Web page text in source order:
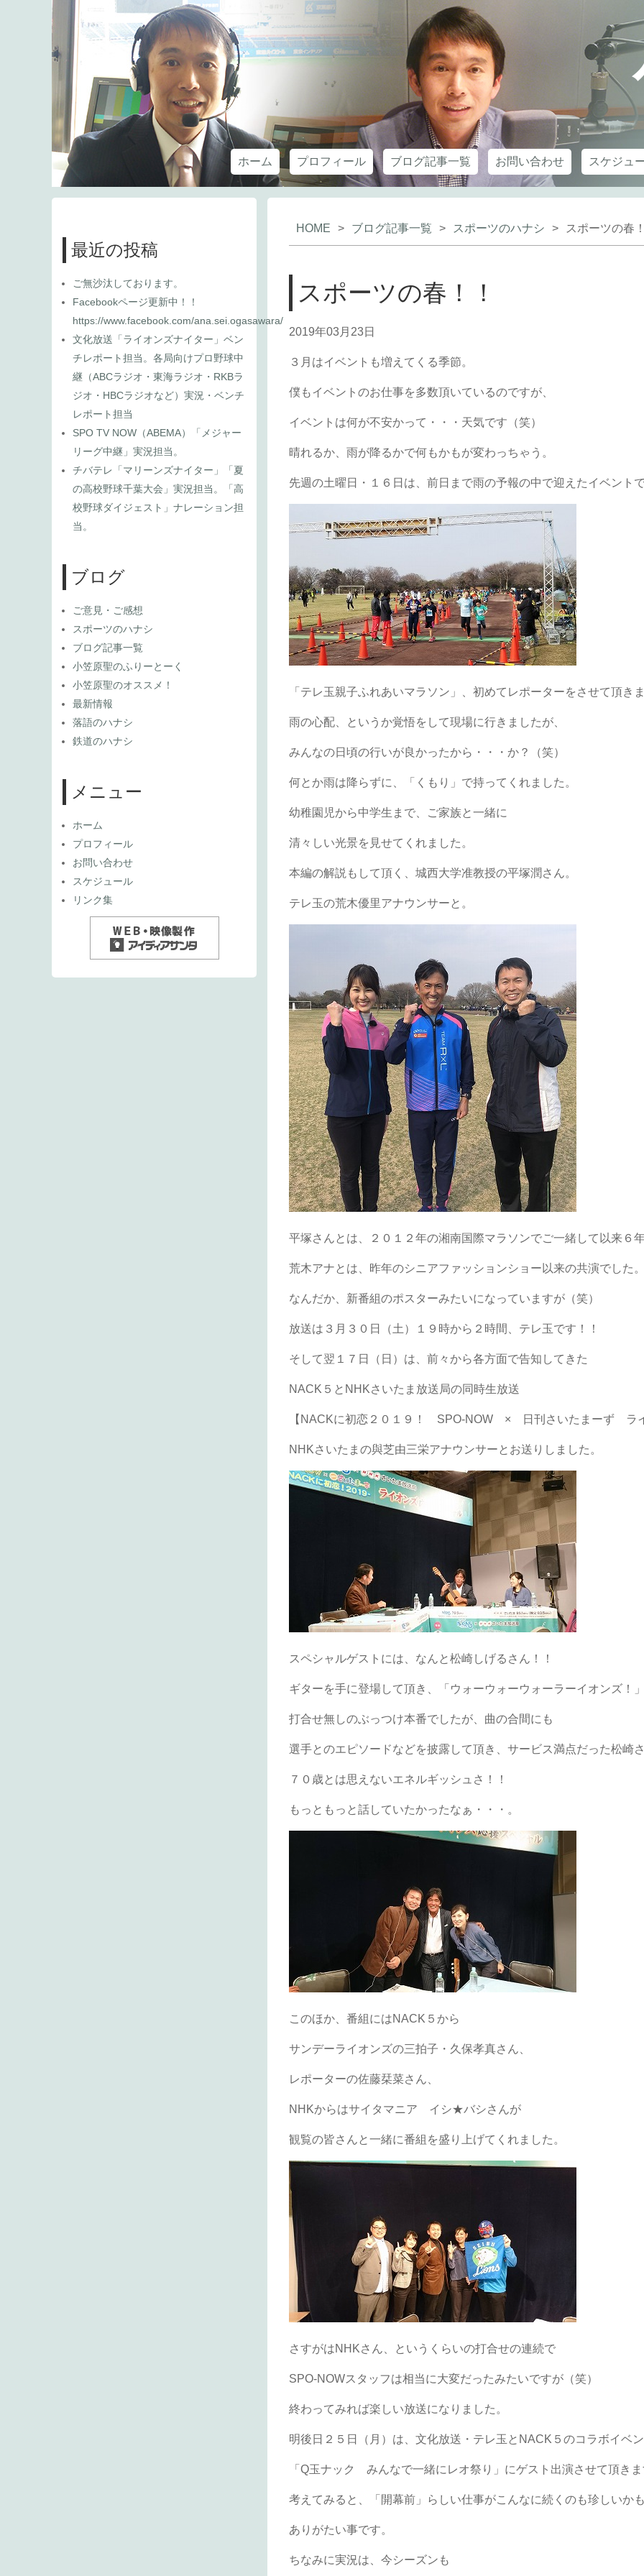
ホーム プロフィール ブログ記事一覧 お問い合わせ スケジュ
HOME > ブログ記事一覧 > スポーツのハナシ > スポーツの春
スポーツの春！！
2019年03月23日
３月はイベントも増えてくる季節。
僕もイベントのお仕事を多数頂いているのですが、
イベントは何が不安かって・・・天気です（笑）
晴れるか、雨が降るかで何もかもが変わっちゃう。
先週の土曜日・１６日は、前日まで雨の予報の中で迎えたイベント
「テレ玉親子ふれあいマラソン」、初めてレポーターをさせて頂き
雨の心配、というか覚悟をして現場に行きましたが、
みんなの日頃の行いが良かったから・・・か？（笑）
何とか雨は降らずに、「くもり」で持ってくれました。
幼稚園児から中学生まで、ご家族と一緒に
清々しい光景を見せてくれました。
本編の解説もして頂く、城西大学准教授の平塚潤さん。
テレ玉の荒木優里アナウンサーと。
平塚さんとは、２０１２年の湘南国際マラソンでご一緒して以来６
荒木アナとは、昨年のシニアファッションショー以来の共演でした
なんだか、新番組のポスターみたいになっていますが（笑）
放送は３月３０日（土）１９時から２時間、テレ玉です！！
そして翌１７日（日）は、前々から各方面で告知してきた
NACK５とNHKさいたま放送局の同時生放送
【NACKに初恋２０１９！ SPO-NOW × 日刊さいたまーず ラ
NHKさいたまの與芝由三栄アナウンサーとお送りしました。
スペシャルゲストには、なんと松崎しげるさん！！
ギターを手に登場して頂き、「ウォーウォーウォーラーイオンズ！
打合せ無しのぶっつけ本番でしたが、曲の合間にも
選手とのエピソードなどを披露して頂き、サービス満点だった松崎
７０歳とは思えないエネルギッシュさ！！
もっともっと話していたかったなぁ・・・。
このほか、番組にはNACK５から
サンデーライオンズの三拍子・久保孝真さん、
レポーターの佐藤栞菜さん、
NHKからはサイタマニア イシ★バシさんが
観覧の皆さんと一緒に番組を盛り上げてくれました。
さすがはNHKさん、というくらいの打合せの連続で
SPO-NOWスタッフは相当に大変だったみたいですが（笑）
終わってみれば楽しい放送になりました。
明後日２５日（月）は、文化放送・テレ玉とNACK５のコラボイベ
「Q玉ナック みんなで一緒にレオ祭り」にゲスト出演させて頂き
考えてみると、「開幕前」らしい仕事がこんなに続くのも珍しいか
ありがたい事です。
ちなみに実況は、今シーズンも
最近の投稿
ご無沙汰しております。
Facebookページ更新中！！
https://www.facebook.com/ana.sei.ogasawara/
文化放送「ライオンズナイター」ベン
チレポート担当。各局向けプロ野球中
継（ABCラジオ・東海ラジオ・RKBラ
ジオ・HBCラジオなど）実況・ベンチ
レポート担当
SPO TV NOW（ABEMA）「メジャー
リーグ中継」実況担当。
チバテレ「マリーンズナイター」「夏
の高校野球千葉大会」実況担当。「高
校野球ダイジェスト」ナレーション担
当。
ブログ
ご意見・ご感想
スポーツのハナシ
ブログ記事一覧
小笠原聖のふりーとーく
小笠原聖のオススメ！
最新情報
落語のハナシ
鉄道のハナシ
メニュー
ホーム
プロフィール
お問い合わせ
スケジュール
リンク集